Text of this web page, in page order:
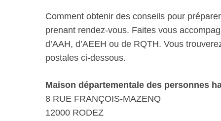
Comment obtenir des conseils pour
prenant rendez-vous. Faites vous
d’AAH, d’AEEH ou de RQTH. Vous
postales ci-dessous.
Maison départementale des personnes
8 RUE FRANÇOIS-MAZENQ
12000 RODEZ